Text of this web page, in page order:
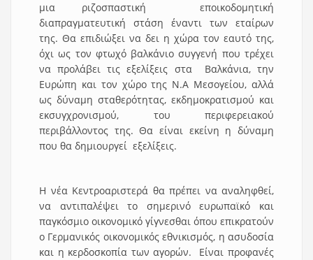
μια ριζοσπαστική εποικοδομητική
διαπραγματευτική στάση έναντι των εταίρων
της. Θα επιδιώξει να δει η χώρα τον εαυτό της,
όχι ως τον φτωχό βαλκάνιο συγγενή που τρέχει
να προλάβει τις εξελίξεις στα Βαλκάνια, την
Ευρώπη και τον χώρο της Ν.Α Μεσογείου, αλλά
ως δύναμη σταθερότητας, εκδημοκρατισμού και
εκσυγχρονισμού, του περιφερειακού
περιβάλλοντος της. Θα είναι εκείνη η δύναμη
που θα δημιουργεί εξελίξεις.
Η νέα Κεντροαριστερά θα πρέπει να αναληφθεί,
να αντιπαλέψει το σημερινό ευρωπαϊκό και
παγκόσμιο οικονομικό γίγνεσθαι όπου επικρατούν
ο Γερμανικός οικονομικός εθνικισμός, η ασυδοσία
και η κερδοσκοπία των αγορών. Είναι προφανές